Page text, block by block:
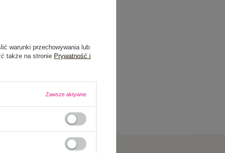
warunki przechowywania lub
także na stronie Prywatność i
Zawsze aktywne